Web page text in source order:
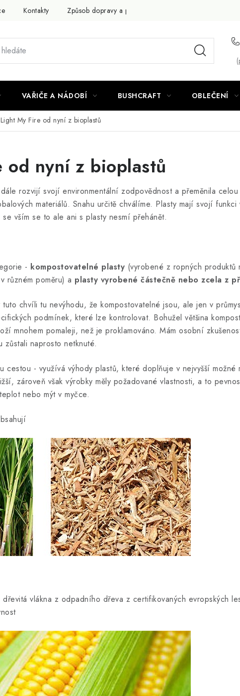
Kontakty Způsob dopravy a platby
VAŘIČE A NÁDOBÍ BUSHCRAFT OBLEČENÍ
Light My Fire od nyní z bioplastů
od nyní z bioplastů
rozvijí svojí environmentální zodpovědnost a přeměnila
materiálů. Snahu určitě chválíme. Plasty mají svojí
vším se to ale ani s plasty nesmí přehánět.
- kompostovatelné plasty (vyrobené z ropných
různém poměru) a plasty vyrobené částečně nebo zcela z
chvíli tu nevýhodu, že kompostovatelné jsou, ale jen v
podmínek, které lze kontrolovat. Bohužel většina
mnohem pomaleji, než je proklamováno. Mám osobní
naprosto netknuté.
cestou - využívá výhody plastů, které doplňuje v nejvyšší
zároveň však výrobky měly požadované vlastnosti, a to
nebo mýt v myčce.
vlákna z odpadního dřeva z certifikovaných evropských